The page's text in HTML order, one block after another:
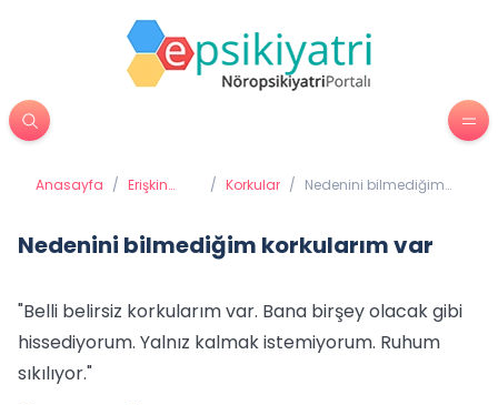
Anasayfa / Erişkin
/ Korkular / Nedenini bilmediğim
Nedenini bilmediğim korkularım var
"Belli belirsiz korkularım var. Bana birşey olacak gibi
hissediyorum. Yalnız kalmak istemiyorum. Ruhum
sıkılıyor."